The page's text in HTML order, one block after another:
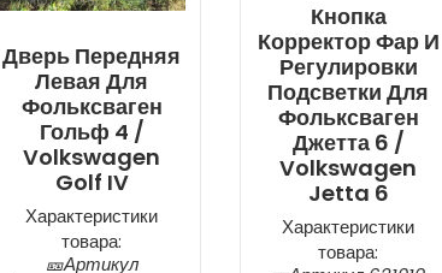
Дверь Передняя
Левая Для
Фольксваген
Гольф 4 /
Volkswagen
Golf IV
Характеристики
товара:
🎫Артикул
Кнопка
Корректор Фар И
Регулировки
Подсветки Для
Фольксваген
Джетта 6 /
Volkswagen
Jetta 6
Характеристики
товара: